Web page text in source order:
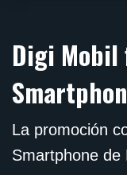
Digi
La promoción
Smartphone de